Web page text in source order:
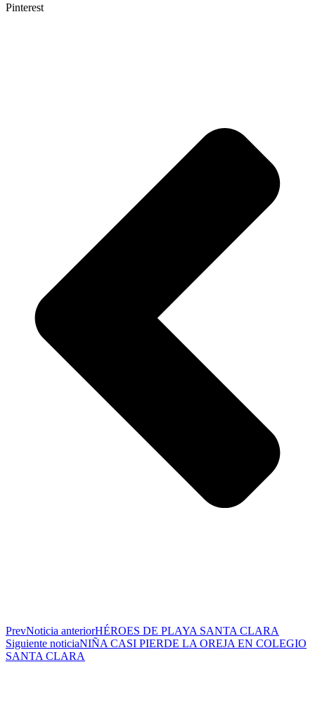
Pinterest
PrevNoticia anteriorHÉROES DE PLAYA SANTA CLARA
Siguiente noticiaNIÑA CASI PIERDE LA OREJA EN COLEGIO
SANTA CLARA